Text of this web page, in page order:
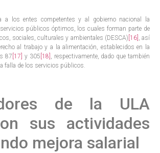
a los entes competentes y al gobierno nacional la
públicos óptimos, los cuales forman parte de
sociales, culturales y ambientales (DESCA) [16] , así
al trabajo y a la alimentación, establecidos en la
87 [17] y 305 [18] , respectivamente, dado que también
falla de los servicios públicos.
de la ULA
sus actividades
mejora salarial